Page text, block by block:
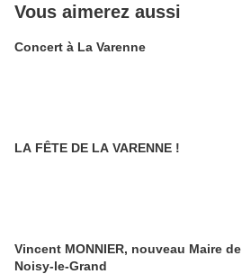
Vous aimerez aussi
Concert à La Varenne
LA FÊTE DE LA VARENNE !
Vincent MONNIER, nouveau Maire de
Noisy-le-Grand